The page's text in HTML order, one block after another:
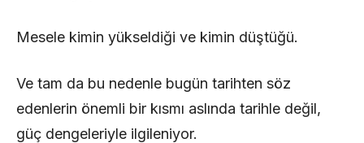
Mesele kimin yükseldiği ve kimin düştüğü.
Ve tam da bu nedenle bugün tarihten söz
edenlerin önemli bir kısmı aslında tarihle değil,
güç dengeleriyle ilgileniyor.